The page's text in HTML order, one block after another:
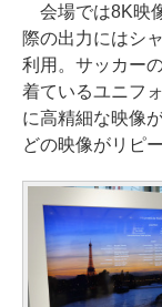
会場では8K映
際の出力にはシ
利用。サッカー
着ているユニフ
に高精細な映像
どの映像がリピ